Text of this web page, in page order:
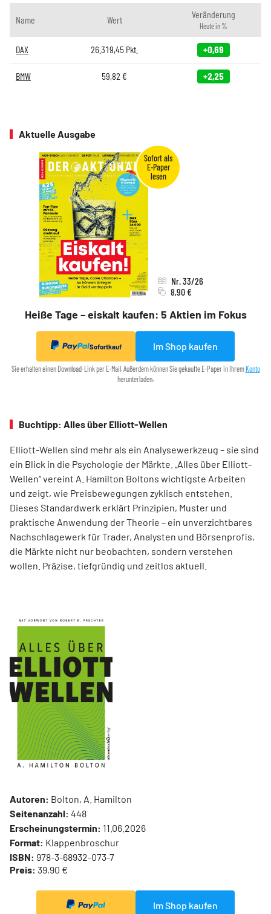
Name Wert Veränderung
Heute in %
DAX 26.319,45 Pkt. +0,69
BMW 59,82 € +2,25
Aktuelle Ausgabe
Heiße Tage – eiskalt kaufen: 5 Aktien im Fokus
Nr. 33/26
8,90 €
Sofortkauf Im Shop kaufen
Sie erhalten einen Download-Link per E-Mail. Außerdem können Sie gekaufte E-Paper in Ihrem Konto
herunterladen.
Buchtipp: Alles über Elliott-Wellen
Elliott-Wellen sind mehr als ein Analysewerkzeug – sie sind
ein Blick in die Psychologie der Märkte. „Alles über Elliott-
Wellen“ vereint A. Hamilton Boltons wichtigste Arbeiten
und zeigt, wie Preisbewegungen zyklisch entstehen.
Dieses Standardwerk erklärt Prinzipien, Muster und
praktische Anwendung der Theorie – ein unverzichtbares
Nachschlagewerk für Trader, Analysten und Börsenprofis,
die Märkte nicht nur beobachten, sondern verstehen
wollen. Präzise, tiefgründig und zeitlos aktuell.
Autoren: Bolton, A. Hamilton
Seitenanzahl: 448
Erscheinungstermin: 11.06.2026
Format: Klappenbroschur
ISBN: 978-3-68932-073-7
Preis: 39,90 €
Im Shop kaufen